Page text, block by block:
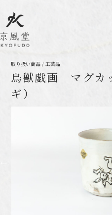
取り扱い商品 / 工芸品
鳥獣戯画 マグカ
ギ）